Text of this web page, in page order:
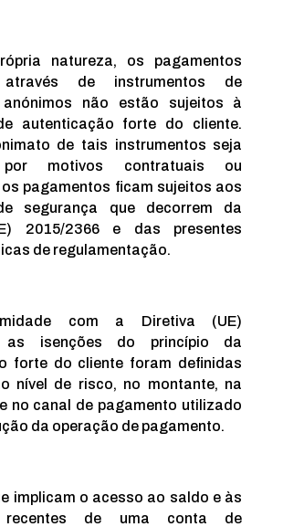
natureza, os pagamentos
através de instrumentos de
anónimos não estão sujeitos à
autenticação forte do cliente.
de tais instrumentos seja
por motivos contratuais ou
os pagamentos ficam sujeitos aos
segurança que decorrem da
2015/2366 e das presentes
de regulamentação.
com a Diretiva (UE)
as isenções do princípio da
forte do cliente foram definidas
nível de risco, no montante, na
no canal de pagamento utilizado
da operação de pagamento.
implicam o acesso ao saldo e às
recentes de uma conta de